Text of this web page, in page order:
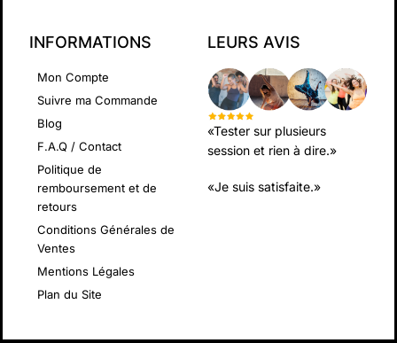
INFORMATIONS
Mon Compte
Suivre ma Commande
Blog
F.A.Q / Contact
Politique de
remboursement et de
retours
Conditions Générales de
Ventes
Mentions Légales
Plan du Site
LEURS AVIS
«Tester sur plusieurs
session et rien à dire.»
«Je suis satisfaite.»